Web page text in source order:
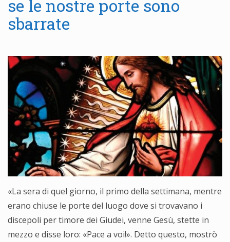
se le nostre porte sono
sbarrate
«La sera di quel giorno, il primo della settimana, mentre
erano chiuse le porte del luogo dove si trovavano i
discepoli per timore dei Giudei, venne Gesù, stette in
mezzo e disse loro: «Pace a voi!». Detto questo, mostrò